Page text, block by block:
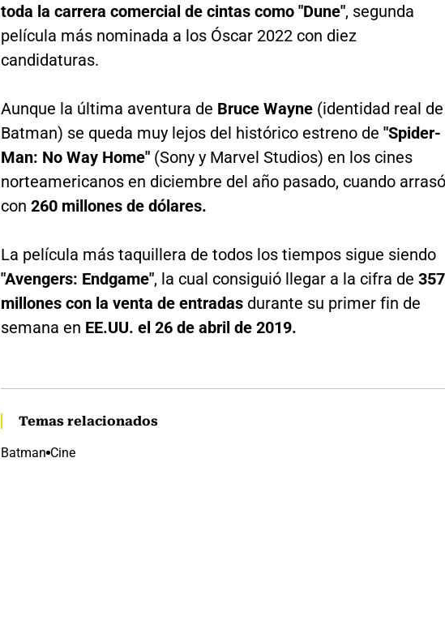
toda la carrera comercial de cintas como "Dune", segunda
película más nominada a los Óscar 2022 con diez
candidaturas.
Aunque la última aventura de Bruce Wayne(identidad real de
Batman) se queda muy lejos del histórico estreno de "Spider-
Man: No Way Home"(Sony y Marvel Studios) en los cines
norteamericanos en diciembre del año pasado, cuando arrasó
con 260 millones de dólares.
La película más taquillera de todos los tiempos sigue siendo
"Avengers: Endgame", la cual consiguió llegar a la cifra de 357
millones con la venta de entradas durante su primer fin de
semana en EE.UU. el 26 de abril de 2019.
Temas relacionados
Batman Cine